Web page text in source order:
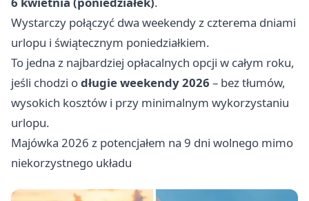
Wystarczy połączyć dwa weekendy z czterema dniami
urlopu i świątecznym poniedziałkiem.
To jedna z najbardziej opłacalnych opcji w całym roku,
jeśli chodzi odługie weekendy 2026 – bez tłumów,
wysokich kosztów i przy minimalnym wykorzystaniu
urlopu.
Majówka 2026 z potencjałem na 9 dni wolnego mimo
niekorzystnego układu